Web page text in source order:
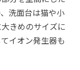
洗面台は猫や小
きめのサイズに
イオン発生器も